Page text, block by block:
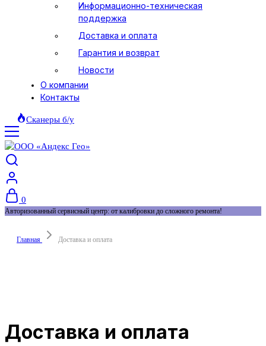
Информационно-техническая
поддержка
Доставка и оплата
Гарантия и возврат
Новости
О компании
Контакты
Сканеры б/у
0
Авторизованный сервисный центр: от калибровки до сложного ремонта!
Главная Доставка и оплата
Доставка и оплата